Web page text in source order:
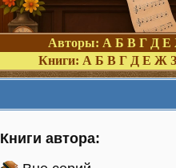
Авторы: А Б В Г Д Е
Книги: А Б В Г Д Е Ж З
Книги автора: